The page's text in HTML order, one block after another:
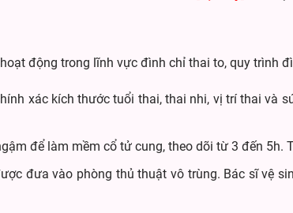
động trong lĩnh vực đình chỉ thai to, quy trình
xác kích thước tuổi thai, thai nhi, vị trí thai và
để làm mềm cổ tử cung, theo dõi từ 3 đến 5h.
đưa vào phòng thủ thuật vô trùng. Bác sĩ vệ